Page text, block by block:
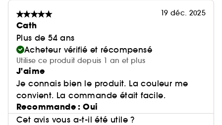
19 déc. 2025
Cath
Plus de 54 ans
Acheteur vérifié et récompensé
Utilise ce produit depuis 1 an et plus
J'aime
Je connais bien le produit. La couleur me
convient. La commande était facile.
Recommande : Oui
Cet avis vous a-t-il été utile ?